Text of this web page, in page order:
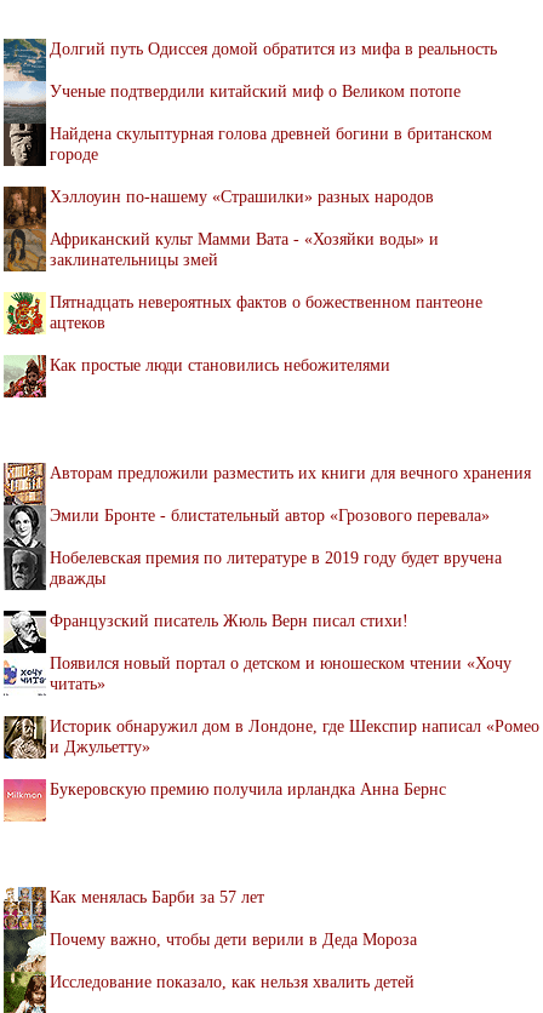
Долгий путь Одиссея домой обратится из мифа в реальность
Ученые подтвердили китайский миф о Великом потопе
Найдена скульптурная голова древней богини в британском
городе
Хэллоуин по-нашему «Страшилки» разных народов
Африканский культ Мамми Вата - «Хозяйки воды» и
заклинательницы змей
Пятнадцать невероятных фактов о божественном пантеоне
ацтеков
Как простые люди становились небожителями
Авторам предложили разместить их книги для вечного хранения
Эмили Бронте - блистательный автор «Грозового перевала»
Нобелевская премия по литературе в 2019 году будет вручена
дважды
Французский писатель Жюль Верн писал стихи!
Появился новый портал о детском и юношеском чтении «Хочу
читать»
Историк обнаружил дом в Лондоне, где Шекспир написал «Ромео
и Джульетту»
Букеровскую премию получила ирландка Анна Бернс
Как менялась Барби за 57 лет
Почему важно, чтобы дети верили в Деда Мороза
Исследование показало, как нельзя хвалить детей